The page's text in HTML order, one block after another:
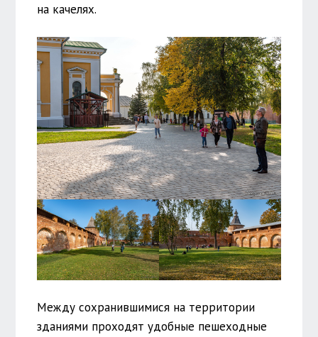
на качелях.
Между сохранившимися на территории
зданиями проходят удобные пешеходные